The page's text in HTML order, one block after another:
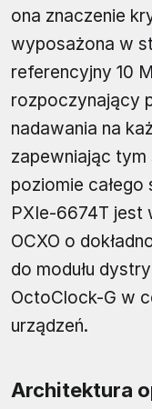
ona znaczenie
wyposażona w
referencyjny 10
rozpoczynający
nadawania na
zapewniając tym
poziomie całego
PXIe-6674T
OCXO o
do modułu
OctoClock-G w
urządzeń.
Architektura